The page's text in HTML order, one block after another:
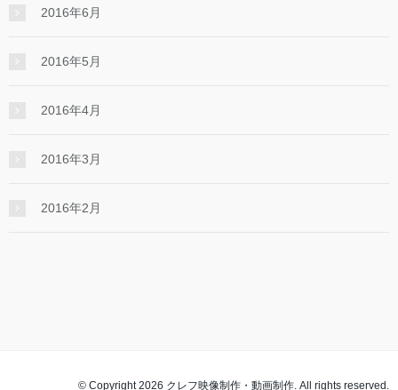
2016年6月
2016年5月
2016年4月
2016年3月
2016年2月
© Copyright 2026 クレフ映像制作・動画制作. All rights reserved.